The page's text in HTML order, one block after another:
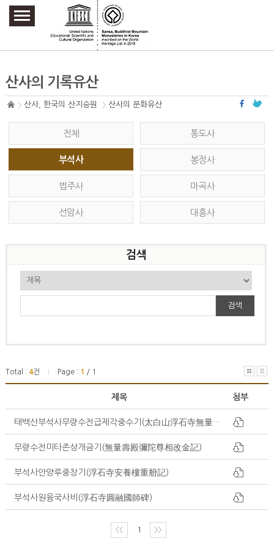
주요메뉴 바로가기
본문 바로가기
하단메뉴 바로가기
산사의 기록유산
산사, 한국의 산지승원 산사의 문화유산
전체 통도사
부석사 봉정사
법주사 마곡사
선암사 대흥사
검색
검색
Total : 4건 Page : 1 / 1
제목 첨부
태백산부석사무량수전급제각중수기(太白山浮石寺無量壽殿及諸閣重修記)
무량수전미타존상개금기(無量壽殿彌陀尊相改金記)
부석사안양루중창기(浮石寺安養樓重刱記)
부석사원융국사비(浮石寺圓融國師碑)
〈〈 1 〉〉